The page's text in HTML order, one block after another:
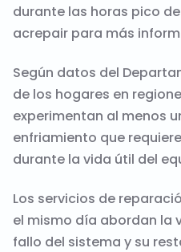
durante las horas pico
acrepairpara más
Según datos del
de los hogares en
experimentan al menos
enfriamiento que
durante la vida útil del
Los servicios de
el mismo día abordan la
fallo del sistema y su